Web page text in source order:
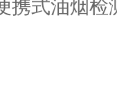
携式油烟